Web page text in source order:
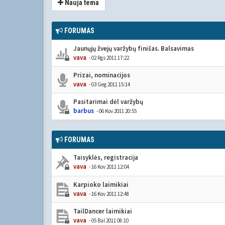
Nauja tema
FORUMAS
Jaunųjų žvejų varžybų finišas. Balsavimas
vava - 02 Rgs 2011 17:22
Prizai, nominacijos
vava - 03 Geg 2011 15:14
Pasitarimai dėl varžybų
barbus - 06 Kov 2011 20:55
FORUMAS
Taisyklės, registracija
vava - 16 Kov 2011 12:04
Karpioko laimikiai
vava - 16 Kov 2011 12:48
TailDancer laimikiai
vava - 05 Bal 2011 08:10